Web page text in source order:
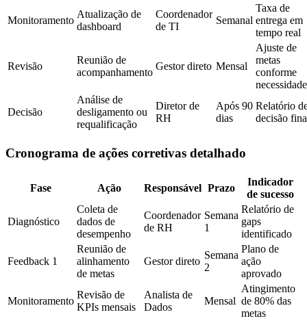
Monitoramento
Atualização de
dashboard
Coordenador
de TI
Semanal
Taxa de
entrega em
tempo real
Revisão
Reunião de
acompanhamento
Gestor direto Mensal
Ajuste de
metas
conforme
necessidade
Decisão
Análise de
desligamento ou
requalificação
Diretor de
RH
Após 90
dias
Relatório
decisão
Cronograma de ações corretivas detalhado
Fase Ação Responsável Prazo
Indicador
de sucesso
Diagnóstico
Coleta de
dados de
desempenho
Coordenador
de RH
Semana
1
Relatório de
gaps
identificado
Feedback 1
Reunião de
alinhamento
de metas
Gestor direto
Semana
2
Plano de
ação
aprovado
Monitoramento
Revisão de
KPIs mensais
Analista de
Dados
Mensal
Atingimento
de 80% das
metas